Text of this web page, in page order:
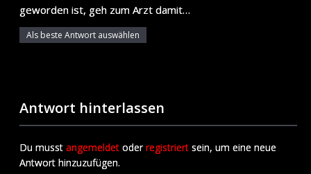
geworden ist, geh zum Arzt damit…
Als beste Antwort auswählen
Antwort hinterlassen
Du musst angemeldet oderregistriert sein, um eine neue
Antwort hinzuzufügen.